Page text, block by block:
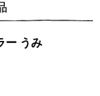
ノラネコぐんだん タンブラー うみ